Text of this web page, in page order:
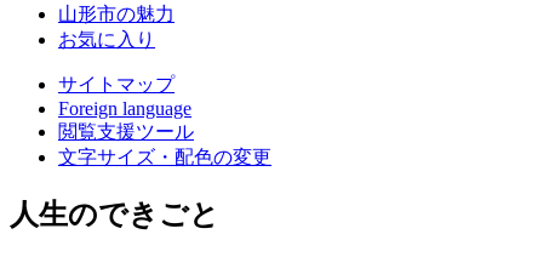
山形市の魅力
お気に入り
サイトマップ
Foreign language
閲覧支援ツール
文字サイズ・配色の変更
人生のできごと